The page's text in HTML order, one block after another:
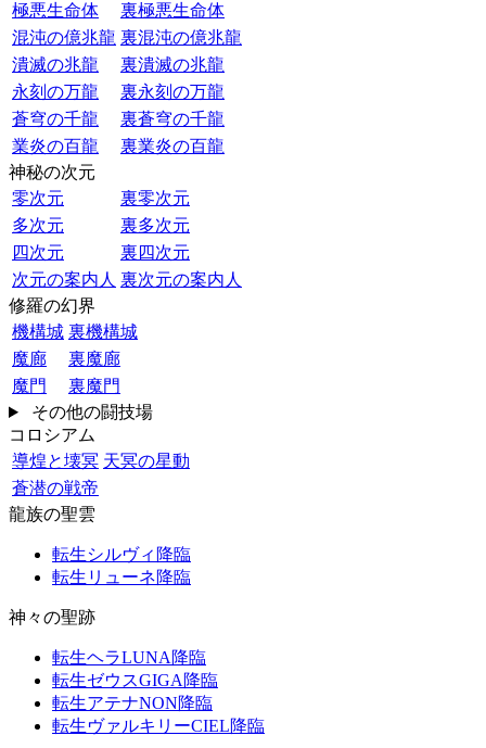
極悪生命体
裏極悪生命体
混沌の億兆龍 裏混沌の億兆龍
潰滅の兆龍
裏潰滅の兆龍
永刻の万龍
裏永刻の万龍
蒼穹の千龍
裏蒼穹の千龍
業炎の百龍
裏業炎の百龍
神秘の次元
零次元
裏零次元
多次元
裏多次元
四次元
裏四次元
次元の案内人 裏次元の案内人
修羅の幻界
機構城 裏機構城
魔廊
裏魔廊
魔門
裏魔門
その他の闘技場
コロシアム
導煌と壊冥 天冥の星動
蒼潜の戦帝
龍族の聖雲
転生シルヴィ降臨
転生リューネ降臨
神々の聖跡
転生ヘラLUNA降臨
転生ゼウスGIGA降臨
転生アテナNON降臨
転生ヴァルキリーCIEL降臨